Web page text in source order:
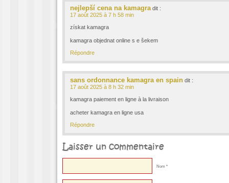
nejlepší cena na kamagra dit :
17 août 2025 à 7 h 58 min
získat kamagra
kamagra objednat online s e šekem
Répondre
sans ordonnance kamagra en spain dit :
17 août 2025 à 8 h 32 min
kamagra paiement en ligne à la livraison
acheter kamagra en ligne usa
Répondre
Laisser un commentaire
Nom *